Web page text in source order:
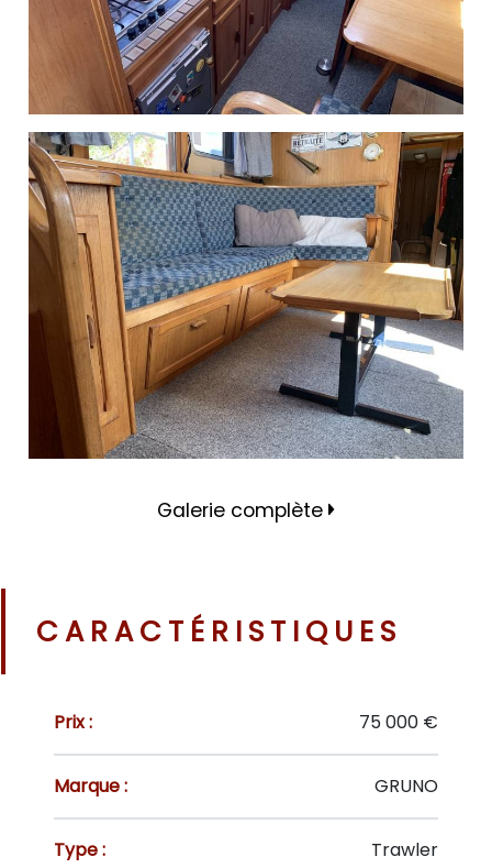
Galerie complète
CARACTÉRISTIQUES
Prix : 75 000 €
Marque : GRUNO
Type : Trawler